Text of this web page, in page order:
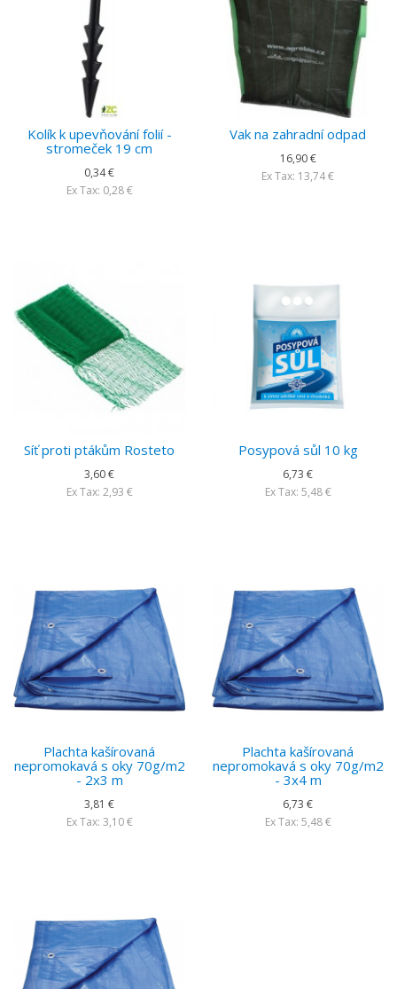
Kolík k upevňování folií -
stromeček 19 cm
0,34 €
Ex Tax: 0,28 €
Vak na zahradní odpad
16,90 €
Ex Tax: 13,74 €
Síť proti ptákům Rosteto
3,60 €
Ex Tax: 2,93 €
Posypová sůl 10 kg
6,73 €
Ex Tax: 5,48 €
Plachta kašírovaná
nepromokavá s oky 70g/m2
- 2x3 m
3,81 €
Ex Tax: 3,10 €
Plachta kašírovaná
nepromokavá s oky 70g/m2
- 3x4 m
6,73 €
Ex Tax: 5,48 €